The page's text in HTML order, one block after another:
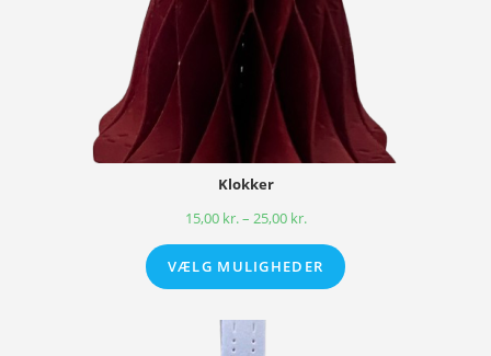
Klokker
15,00 kr.– 25,00 kr.
VÆLG MULIGHEDER